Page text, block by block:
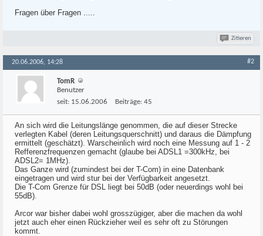
Fragen über Fragen .....
Zitieren
20.06.2006, 14:28 #2
TomR
Benutzer
seit: 15.06.2006 Beiträge: 45
An sich wird die Leitungslänge genommen, die auf dieser Strecke
verlegten Kabel (deren Leitungsquerschnitt) und daraus die Dämpfung
ermittelt (geschätzt). Warscheinlich wird noch eine Messung auf 1 - 2
Refferenzfrequenzen gemacht (glaube bei ADSL1 =300kHz, bei
ADSL2= 1MHz).
Das Ganze wird (zumindest bei der T-Com) in eine Datenbank
eingetragen und wird stur bei der Verfügbarkeit angesetzt.
Die T-Com Grenze für DSL liegt bei 50dB (oder neuerdings wohl bei
55dB).
Arcor war bisher dabei wohl grosszügiger, aber die machen da wohl
jetzt auch eher einen Rückzieher weil es sehr oft zu Störungen
kommt.